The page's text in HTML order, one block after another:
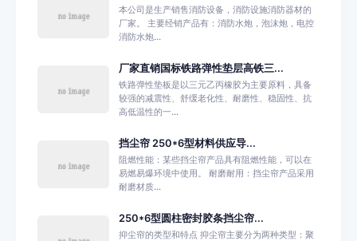
本公司是生产销售消防设备，消防设施消防器材的
厂家。 主要经销产品有：消防水炮，泡沫炮，电控
消防水炮...
厂家直销国标铁路弹性垫层高铁三...
铁路弹性垫板是以三元乙丙橡胶为主要原料，具备
较强的减震性、舒缓老化性、耐磨性、稳固性、抗
高低温性的一...
挡尘帘 250*6型材料供应导...
阻燃性能：某些挡尘帘产品具有阻燃性能，可以在
易燃易爆环境中使用。 耐磨耐用：挡尘帘产品采用
耐磨材质...
250*6型圆柱密封胶条挡尘帘...
抑尘帘的类型和特点 抑尘帘主要分为两种类型：聚